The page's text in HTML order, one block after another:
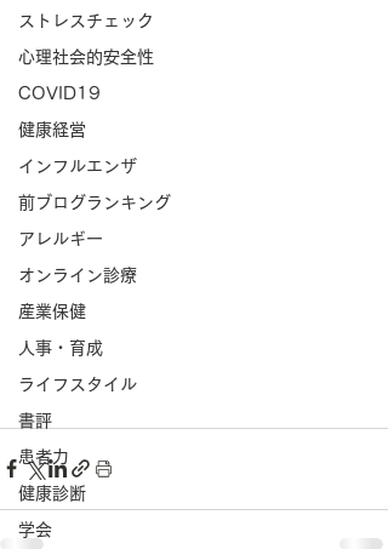
ストレスチェック
心理社会的安全性
COVID19
健康経営
インフルエンザ
前ブログランキング
アレルギー
オンライン診療
産業保健
人事・育成
ライフスタイル
書評
患者力
健康診断
学会